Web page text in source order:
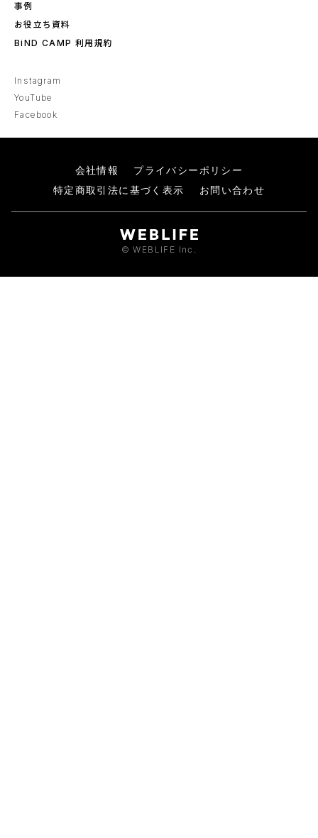
事例
お役立ち資料
BiND CAMP 利用規約
Instagram
YouTube
Facebook
会社情報
プライバシーポリシー
特定商取引法に基づく表示
お問い合わせ
© WEBLIFE Inc.